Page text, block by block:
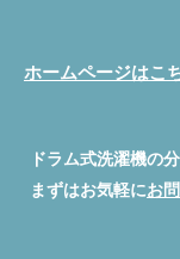
エリアと強み よく
部品が劣化して割
に流れ着きます。
り、乾燥不良や異
ホームページはこ
ドラム式洗濯機の
まずはお気軽にお